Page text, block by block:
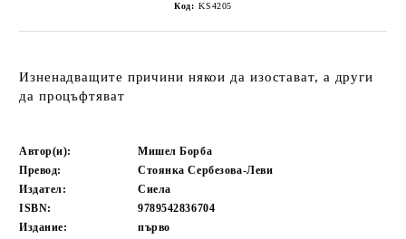
Код: KS4205
Изненадващите причини някои да изостават, а други
да процъфтяват
Автор(и):
Мишел Борба
Превод:
Стоянка Сербезова-Леви
Издател:
Сиела
ISBN:
9789542836704
Издание:
първо